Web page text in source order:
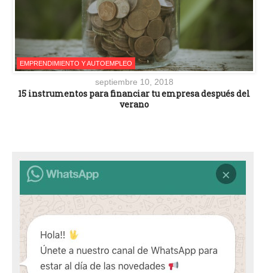
EMPRENDIMIENTO Y AUTOEMPLEO
septiembre 10, 2018
15 instrumentos para financiar tu empresa después del
verano